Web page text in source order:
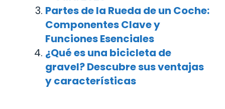
Partes de la Rueda de un Coche:
Componentes Clave y
Funciones Esenciales
¿Qué es una bicicleta de
gravel? Descubre sus ventajas
y características